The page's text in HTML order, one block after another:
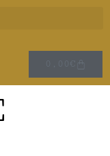
0,00 €